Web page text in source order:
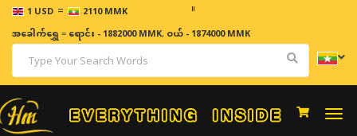
1 USD = 2110 MMK
အခေါက်ရွှေ=ရောင်း - 1882000 MMK, ဝယ် - 1874000 MMK